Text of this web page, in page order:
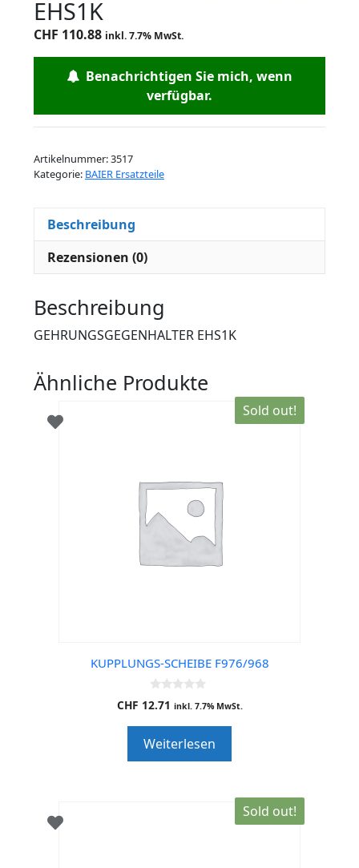
EHS1K
CHF 110.88 inkl. 7.7% MwSt.
Benachrichtigen Sie mich, wenn
verfügbar.
Artikelnummer:3517
Kategorie: BAIER Ersatzteile
Beschreibung
Rezensionen (0)
Beschreibung
GEHRUNGSGEGENHALTER EHS1K
Ähnliche Produkte
Sold out!
KUPPLUNGS-SCHEIBE F976/968
0
o
o
f
5
CHF 12.71 inkl. 7.7% MwSt.
Weiterlesen
Sold out!